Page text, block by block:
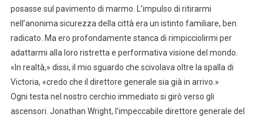
posasse sul pavimento di marmo. L’impulso di ritirarmi
nell’anonima sicurezza della città era un istinto familiare, ben
radicato. Ma ero profondamente stanca di rimpicciolirmi per
adattarmi alla loro ristretta e performativa visione del mondo.
«In realtà,» dissi, il mio sguardo che scivolava oltre la spalla di
Victoria, «credo che il direttore generale sia già in arrivo.»
Ogni testa nel nostro cerchio immediato si girò verso gli
ascensori. Jonathan Wright, l’impeccabile direttore generale del